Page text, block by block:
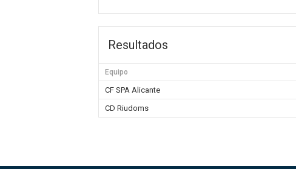
Resultados
Equipo
CF SPA Alicante
CD Riudoms